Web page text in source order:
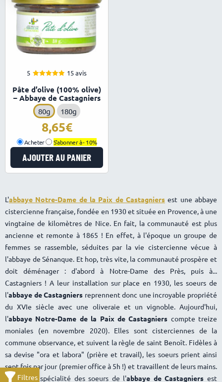
5
sur 5
15 avis
Pâte d’olive (100% olive)
– Abbaye de Castagniers
80g 180g
8,65
Acheter S'abonner à -10%
AJOUTER AU PANIER
L'abbaye Notre-Dame de la Paix de Castagniers est une abbaye
cistercienne française, fondée en 1930 et située en Provence, à une
vingtaine de kilomètres de Nice. En fait, la communauté est plus
ancienne et remonte à 1865 ! En effet, à l'époque un groupe de
femmes se rassemble, séduites par la vie cistercienne vécue à
l'abbaye de Sénanque. Et hop, très vite, la communauté prospère et
doit déménager : d'abord à Notre-Dame des Près, puis à...
Castagniers ! A leur installation sur place en 1930, les soeurs de
l'abbaye de Castagniers reprennent donc une incroyable propriété
du XVIe siècle avec une oliveraie et un vignoble. Aujourd'hui,
l'abbaye Notre-Dame de la Paix de Castagniers compte treize
moniales (en novembre 2020). Elles sont cisterciennes de la
commune observance, et suivent la règle de saint Benoît. Fidèles à
sa devise "ora et labora" (prière et travail), les soeurs prient ainsi
sept fois par jour (premier office à 5h !) et travaillent de leurs mains.
La grande spécialité des soeurs de l'abbaye de Castagniers est